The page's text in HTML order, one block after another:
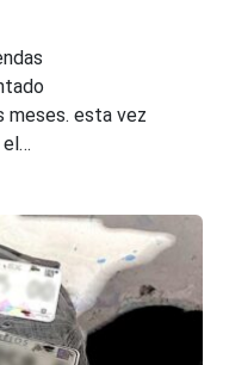
meses. esta vez
el…